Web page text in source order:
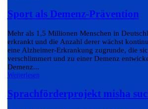
Sport als Demenz-Prävention
Mehr als 1,5 Millionen Menschen in
erkrankt und die Anzahl derer wächst
eine Alzheimer-Erkrankung zugrunde, die
verschlimmert und zu einer Demenz
Demenz...
Weiterlesen
Sprachförderprojekt misha